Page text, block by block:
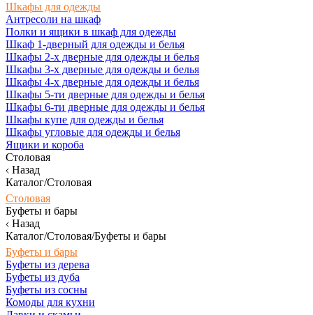
Шкафы для одежды
Антресоли на шкаф
Полки и ящики в шкаф для одежды
Шкаф 1-дверный для одежды и белья
Шкафы 2-х дверные для одежды и белья
Шкафы 3-х дверные для одежды и белья
Шкафы 4-х дверные для одежды и белья
Шкафы 5-ти дверные для одежды и белья
Шкафы 6-ти дверные для одежды и белья
Шкафы купе для одежды и белья
Шкафы угловые для одежды и белья
Ящики и короба
Столовая
Назад
Каталог/Столовая
Столовая
Буфеты и бары
Назад
Каталог/Столовая/Буфеты и бары
Буфеты и бары
Буфеты из дерева
Буфеты из дуба
Буфеты из сосны
Комоды для кухни